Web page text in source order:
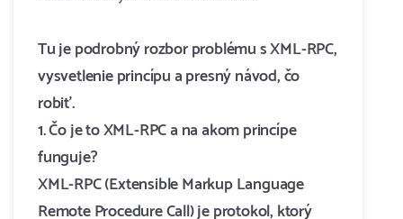
Tu je podrobný rozbor problému s XML-RPC,
vysvetlenie princípu a presný návod, čo
robiť.
1. Čo je to XML-RPC a na akom princípe
funguje?
XML-RPC (Extensible Markup Language
Remote Procedure Call) je protokol, ktorý